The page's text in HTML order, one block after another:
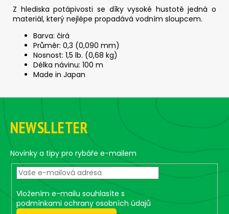
Z hlediska potápivosti se díky vysoké hustotě jedná o
materiál, který nejlépe propadává vodním sloupcem.
Barva: čirá
Průměr: 0,3 (0,090 mm)
Nosnost: 1,5 lb. (0,68 kg)
Délka návinu: 100 m
Made in Japan
Z
NEWSLLETER
Novinky a tipy pro rybáře e-mailem
Vložením e-mailu souhlasíte s
podmínkami ochrany osobních údajů